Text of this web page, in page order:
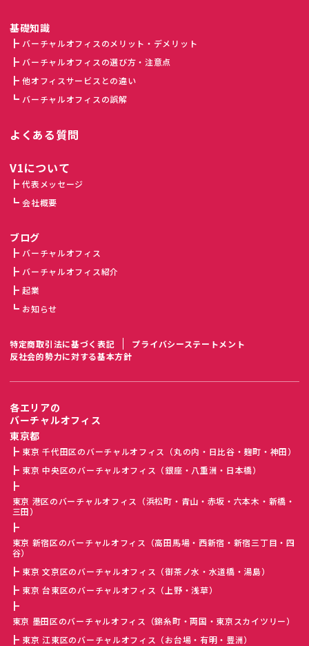
基礎知識
バーチャルオフィスのメリット・デメリット
バーチャルオフィスの選び方・注意点
他オフィスサービスとの違い
バーチャルオフィスの誤解
よくある質問
V1について
代表メッセージ
会社概要
ブログ
バーチャルオフィス
バーチャルオフィス紹介
起業
お知らせ
特定商取引法に基づく表記
プライバシーステートメント
反社会的勢力に対する基本方針
各エリアの
バーチャルオフィス
東京都
東京 千代田区のバーチャルオフィス（丸の内・日比谷・麹町・神田）
東京 中央区のバーチャルオフィス（銀座・八重洲・日本橋）
東京 港区のバーチャルオフィス（浜松町・青山・赤坂・六本木・新橋・
三田）
東京 新宿区のバーチャルオフィス（高田馬場・西新宿・新宿三丁目・四
谷）
東京 文京区のバーチャルオフィス（御茶ノ水・水道橋・湯島）
東京 台東区のバーチャルオフィス（上野・浅草）
東京 墨田区のバーチャルオフィス（錦糸町・両国・東京スカイツリー）
東京 江東区のバーチャルオフィス（お台場・有明・豊洲）